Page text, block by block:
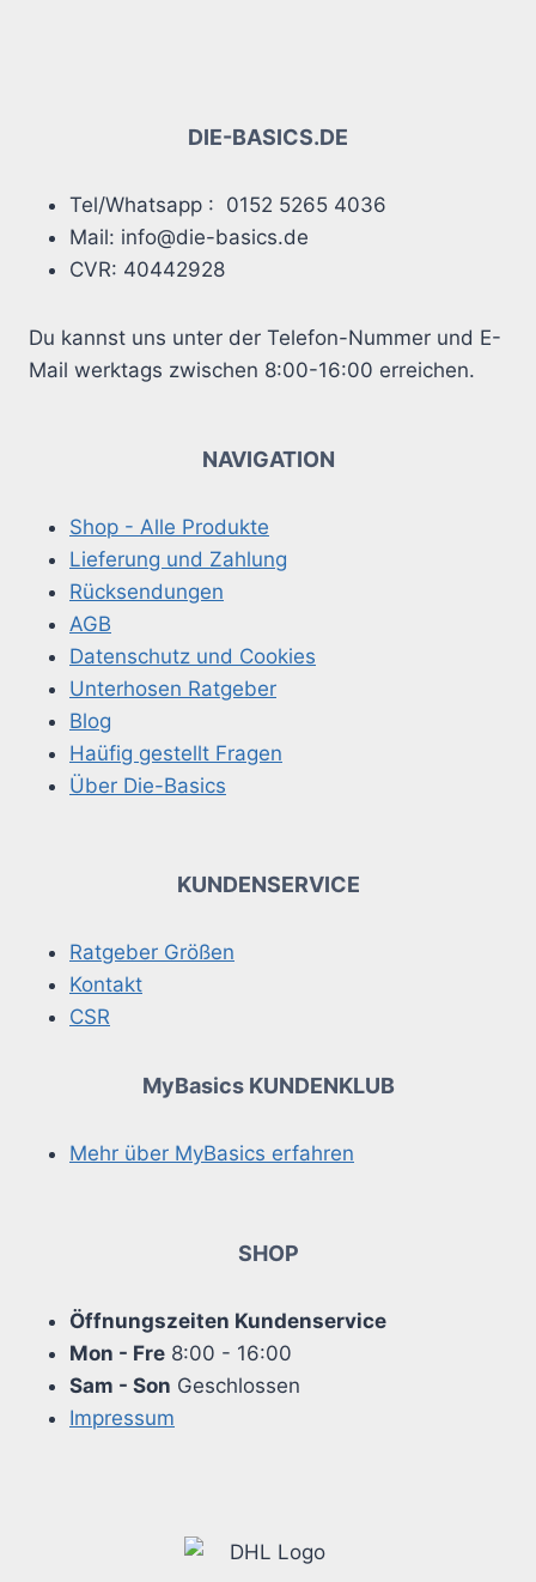
DIE-BASICS.DE
Tel/Whatsapp : 0152 5265 4036
Mail: info@die-basics.de
CVR: 40442928
Du kannst uns unter der Telefon-Nummer und E-
Mail werktags zwischen 8:00-16:00 erreichen.
NAVIGATION
Shop - Alle Produkte
Lieferung und Zahlung
Rücksendungen
AGB
Datenschutz und Cookies
Unterhosen Ratgeber
Blog
Haüfig gestellt Fragen
Über Die-Basics
KUNDENSERVICE
Ratgeber Größen
Kontakt
CSR
MyBasics KUNDENKLUB
Mehr über MyBasics erfahren
SHOP
Öffnungszeiten Kundenservice
Mon - Fre 8:00 - 16:00
Sam - Son Geschlossen
Impressum